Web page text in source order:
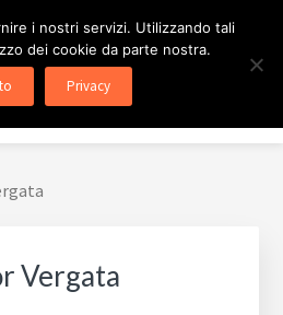
ROMA
Menu
Vergata
i nostri servizi. Utilizzando tali
dei cookie da parte nostra.
Privacy